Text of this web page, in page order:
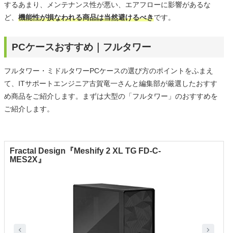
するあまり、メンテナンス性が悪い、エアフローに影響があるな
ど、 機能性が損なわれる商品は当然避けるべきです。
PCケースおすすめ｜フルタワー
フルタワー・ミドルタワーPCケースの選び方のポイントをふまえ
て、ITサポートエンジニア古賀竜一さんと編集部が厳選したおすす
め商品をご紹介します。まずは大型の「フルタワー」のおすすめを
ご紹介します。
Fractal Design『Meshify 2 XL TG FD-C-
MES2X』